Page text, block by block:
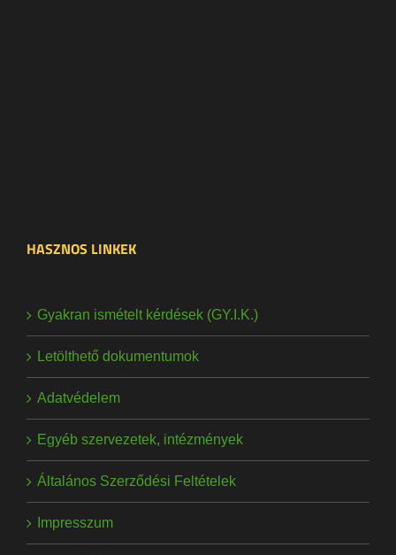
HASZNOS LINKEK
Gyakran ismételt kérdések (GY.I.K.)
Letölthető dokumentumok
Adatvédelem
Egyéb szervezetek, intézmények
Általános Szerződési Feltételek
Impresszum